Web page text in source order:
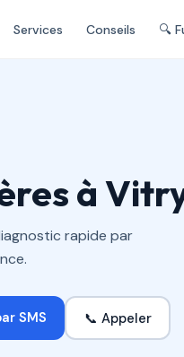
Services Conseils 🔍
à
rapide par
SMS 📞 Appeler